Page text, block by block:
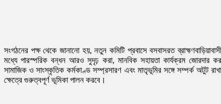
সংগঠনের পক্ষ থেকে জানানো হয়, নতুন কমিটি প্রবাসে বসবাসরত
মধ্যে পারস্পরিক বন্ধন আরও সুদৃঢ় করা, মানবিক সহায়তা কার্যক্রম জোরদার
সামাজিক ও সাংস্কৃতিক কর্মকাণ্ড সম্প্রসারণ এবং মাতৃভূমির সঙ্গে সম্পর্ক অটুট
ক্ষেত্রে গুরুত্বপূর্ণ ভূমিকা পালন করবে।